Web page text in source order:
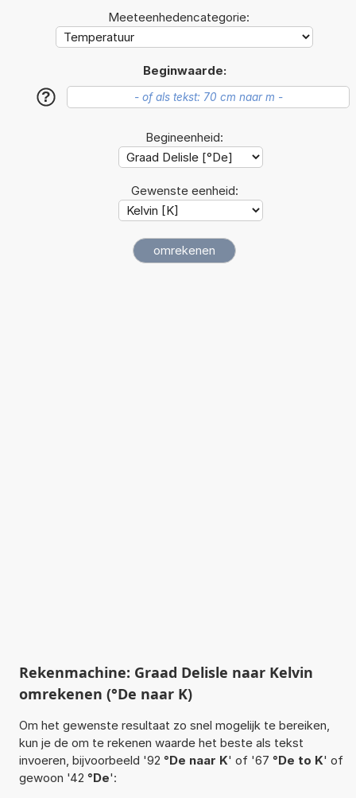
Meeteenhedencategorie:
Beginwaarde:
?
Begineenheid:
Gewenste eenheid:
Rekenmachine: Graad Delisle naar Kelvin
omrekenen (°De naar K)
Om het gewenste resultaat zo snel mogelijk te bereiken,
kun je de om te rekenen waarde het beste als tekst
invoeren, bijvoorbeeld '92 °De naar K' of '67 °De to K' of
gewoon '42 °De':